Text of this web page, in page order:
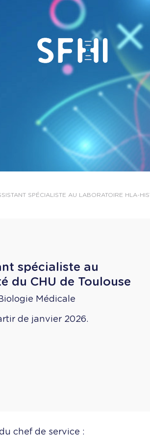
SPÉCIALISTE AU LABORATOIRE HLA-
spécialiste au
du CHU de Toulouse
Médicale
de janvier 2026.
chef de service :